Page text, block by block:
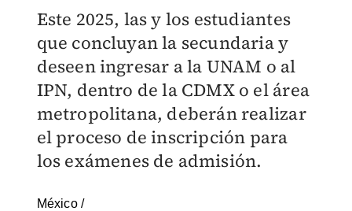
Este 2025, las y los estudiantes
que concluyan la secundaria y
deseen ingresar a la UNAM o al
IPN, dentro de la CDMX o el área
metropolitana, deberán realizar
el proceso de inscripción para
los exámenes de admisión.
México/